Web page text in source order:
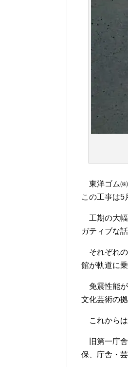
東洋ゴム㈱
この工事は5
工期の大幅
ガティブな
それぞれの
館が軌道に
免震性能が
文化芸術の
これからは
旧第一庁舎
保、庁舎・